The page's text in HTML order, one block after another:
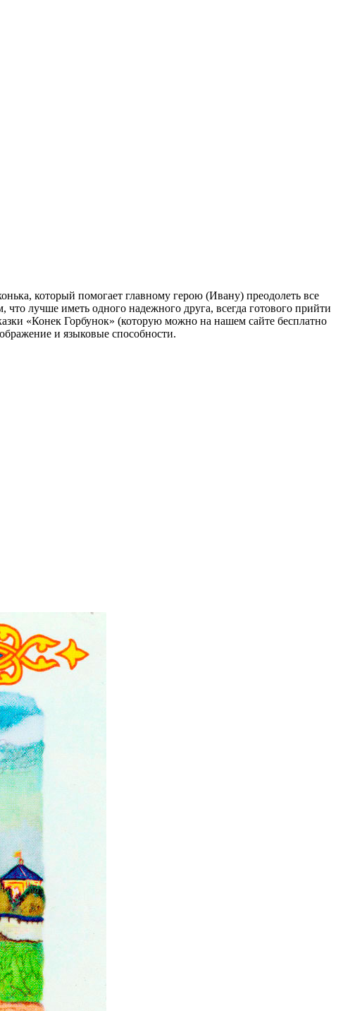
который помогает главному герою (Ивану) преодолеть все
лучше иметь одного надежного друга, всегда готового прийти
«Конек Горбунок» (которую можно на нашем сайте бесплатно
и языковые способности.